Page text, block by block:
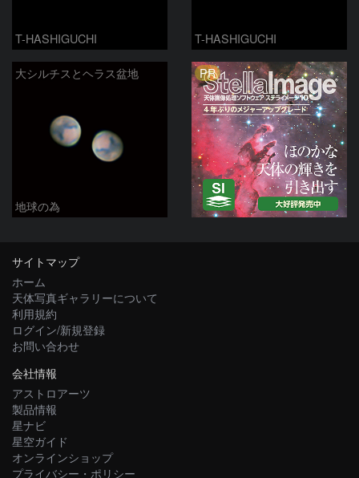
T-HASHIGUCHI T-HASHIGUCHI
大シルチスとヘラス盆地
地球の為
PR
サイトマップ
ホーム
天体写真ギャラリーについて
利用規約
ログイン/新規登録
お問い合わせ
会社情報
アストロアーツ
製品情報
星ナビ
星空ガイド
オンラインショップ
プライバシー・ポリシー